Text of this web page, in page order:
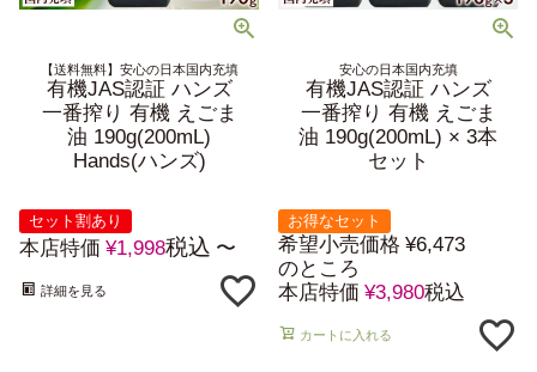
【送料無料】安心の日本国内充填
有機JAS認証 ハンズ
一番搾り 有機 えごま
油 190g(200mL)
Hands(ハンズ)
セット割あり
本店特価 ¥1,998税込 〜
詳細を見る
安心の日本国内充填
有機JAS認証 ハンズ
一番搾り 有機 えごま
油 190g(200mL) × 3本
セット
お得なセット
希望小売価格 ¥6,473
のところ
本店特価 ¥3,980税込
カートに入れる